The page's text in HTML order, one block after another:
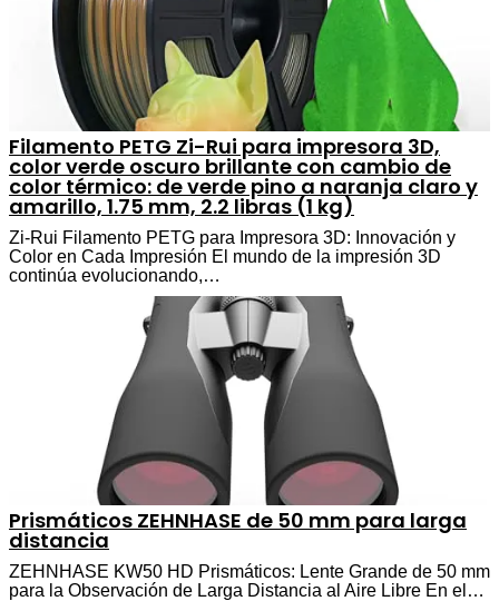
Filamento PETG Zi-Rui para impresora 3D,
color verde oscuro brillante con cambio de
color térmico: de verde pino a naranja claro y
amarillo, 1.75 mm, 2.2 libras (1 kg)
Zi-Rui Filamento PETG para Impresora 3D: Innovación y
Color en Cada Impresión El mundo de la impresión 3D
continúa evolucionando,…
Prismáticos ZEHNHASE de 50 mm para larga
distancia
ZEHNHASE KW50 HD Prismáticos: Lente Grande de 50 mm
para la Observación de Larga Distancia al Aire Libre En el…